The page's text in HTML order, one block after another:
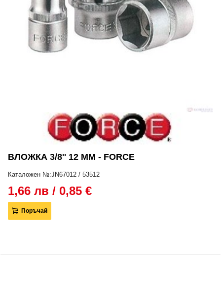
ВЛОЖКА 3/8'' 12 ММ - FORCE
Каталожен №:JN67012 / 53512
1,66 лв / 0,85 €
Поръчай